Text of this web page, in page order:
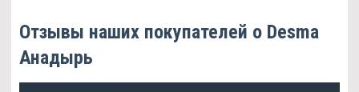
Отзывы наших покупателей о Desma
Анадырь